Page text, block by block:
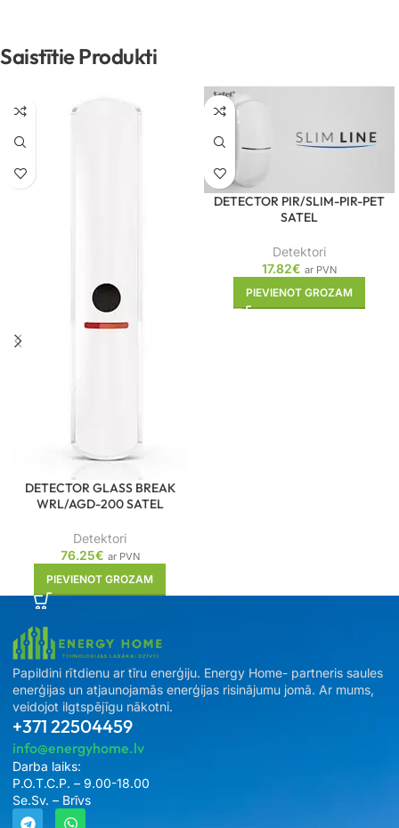
Saistītie Produkti
DETECTOR GLASS BREAK
WRL/AGD-200 SATEL
Detektori
76.25€ ar PVN
PIEVIENOT GROZAM
DETECTOR PIR/SLIM-PIR-PET
SATEL
Detektori
17.82€ ar PVN
PIEVIENOT GROZAM
Papildini rītdienu ar tīru enerģiju. Energy Home- partneris saules
enerģijas un atjaunojamās enerģijas risinājumu jomā. Ar mums,
veidojot ilgtspējīgu nākotni.
+371 22504459
info@energyhome.lv
Darba laiks:
P.O.T.C.P. – 9.00-18.00
Se.Sv. – Brīvs